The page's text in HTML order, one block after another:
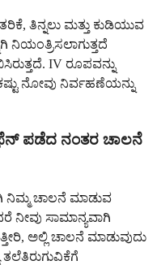
ತಿನ್ನಲು ಮತ್ತು ಕುಡಿಯುವ
ನಿಯಂತ್ರಿಸಲಾಗುತ್ತದೆ
IV ರೂಪವನ್ನು
ನೋವು ನಿರ್ವಹಣೆಯನ್ನು
ಪಡೆದ ನಂತರ ಚಾಲನೆ
ನಿಮ್ಮ ಚಾಲನೆ ಮಾಡುವ
ನೀವು ಸಾಮಾನ್ಯವಾಗಿ
ಅಲ್ಲಿ ಚಾಲನೆ ಮಾಡುವುದು
ತಲೆತಿರುಗುವಿಕೆಗೆ